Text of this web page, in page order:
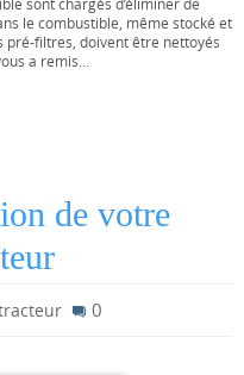
sont chargés d’éliminer de
le combustible, même stocké et
pré-filtres, doivent être nettoyés
a remis…
de votre
0